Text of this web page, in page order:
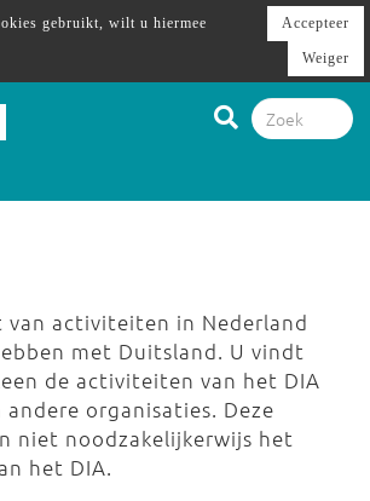
van activiteiten in Nederland
met Duitsland. U vindt
de activiteiten van het DIA
andere organisaties. Deze
niet noodzakelijkerwijs het
het DIA.
gebruikt, wilt u hiermee
Accepteer
Weiger